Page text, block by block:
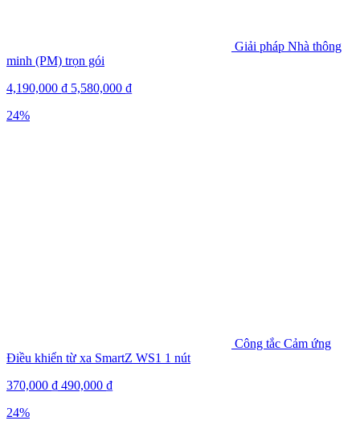
Giải pháp Nhà thông
minh (PM) trọn gói
4,190,000 ₫ 5,580,000 ₫
24%
Công tắc Cảm ứng
Điều khiển từ xa SmartZ WS1 1 nút
370,000 ₫ 490,000 ₫
24%